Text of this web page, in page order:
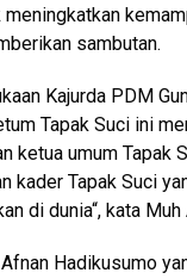
sambutan.
Kajurda PDM
Tapak Suci ini
ketua umum Tapak
kader Tapak Suci
di dunia“, kata
Hadikusumo